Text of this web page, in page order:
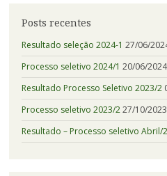
Posts recentes
Resultado seleção 2024-1 27/06/
Processo seletivo 2024/1 20/06/2024
Resultado Processo Seletivo 2023/2
Processo seletivo 2023/227/10/2023
Resultado – Processo seletivo Abril/